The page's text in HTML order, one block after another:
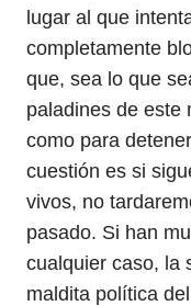
lugar al que
completamente
que, sea lo que
paladines de este
como para
cuestión es si
vivos, no
pasado. Si han
cualquier caso, la
maldita política